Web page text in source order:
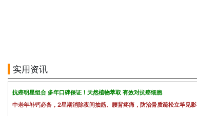
实用资讯
抗癌明星组合 多年口碑保证！天然植物萃取 有效对抗癌细胞
中老年补钙必备，2星期消除夜间抽筋、腰背疼痛，防治骨质疏松立竿见影